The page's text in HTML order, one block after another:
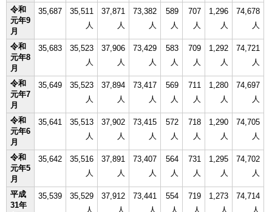
令和
元年9
月
35,687
35,511
人
37,871
人
73,382
人
589
人
707
人
1,296
人
74,678
人
令和
元年8
月
35,683
35,523
人
37,906
人
73,429
人
583
人
709
人
1,292
人
74,721
人
令和
元年7
月
35,649
35,523
人
37,894
人
73,417
人
569
人
711
人
1,280
人
74,697
人
令和
元年6
月
35,641
35,513
人
37,902
人
73,415
人
572
人
718
人
1,290
人
74,705
人
令和
元年5
月
35,642
35,516
人
37,891
人
73,407
人
564
人
731
人
1,295
人
74,702
人
平成
31年
35,539
35,529
人
37,912
人
73,441
人
554
人
719
人
1,273
人
74,714
人